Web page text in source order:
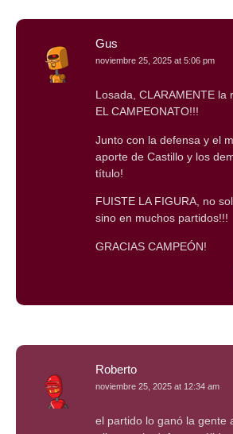
Gus
noviembre 25, 2025 at 5:06 pm
Losada, CLARAMENTE la
EL CAMPEONATO!!!
Junto con la defensa y el
aporte de Castillo y los
título!
FUISTE LA FIGURA, no
sino en muchos partidos!!!
GRACIAS CAMPEÓN!
Roberto
noviembre 25, 2025 at 12:34 am
el partido lo ganó la gente